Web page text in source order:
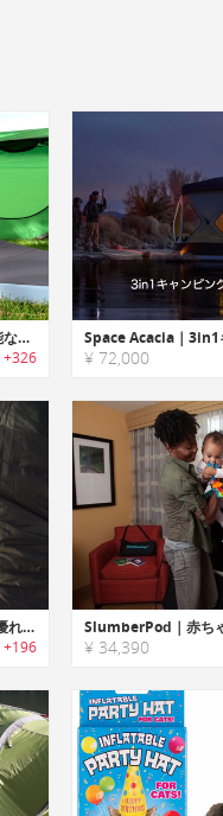
CompREST｜真空吸引圧縮可能なアウトドアキャンプベッド「コンプレスト」
+326 ¥ 72,000
INFERNO｜断熱性・防寒性に優れたハンモック用カバー「インフェルノ」
+196 ¥ 34,390